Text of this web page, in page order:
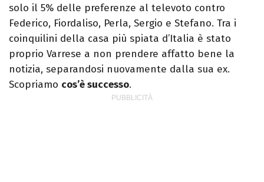
solo il 5% delle preferenze al televoto contro
Federico, Fiordaliso, Perla, Sergio e Stefano. Tra i
coinquilini della casa più spiata d’Italia è stato
proprio Varrese a non prendere affatto bene la
notizia, separandosi nuovamente dalla sua ex.
Scopriamo cos’è successo.